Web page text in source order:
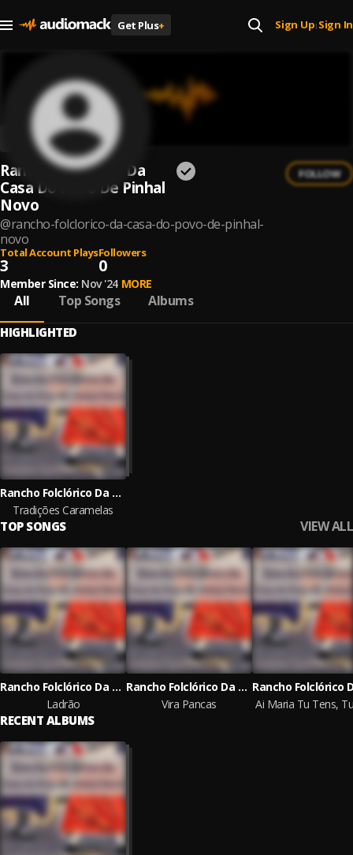
Get Plus+ Sign Up| Sign In
Rancho Folclórico Da
Casa Do Povo De Pinhal
Novo
@rancho-folclorico-da-casa-do-povo-de-pinhal-
novo
FOLLOW
Total Account Plays
3
Followers
0
Member Since: Nov '24 MORE
All Top Songs Albums
HIGHLIGHTED
Rancho Folclórico Da Casa Do Povo De Pinhal Novo
Tradições Caramelas
TOP SONGS VIEW ALL
Rancho Folclórico Da Casa Do Povo De Pinhal Novo
Ladrão
Rancho Folclórico Da Casa Do Povo De Pinhal Novo
Vira Pancas
RECENT ALBUMS